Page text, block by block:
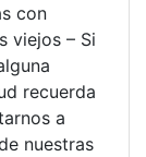
con
viejos – Si
recuerda
a
nuestras